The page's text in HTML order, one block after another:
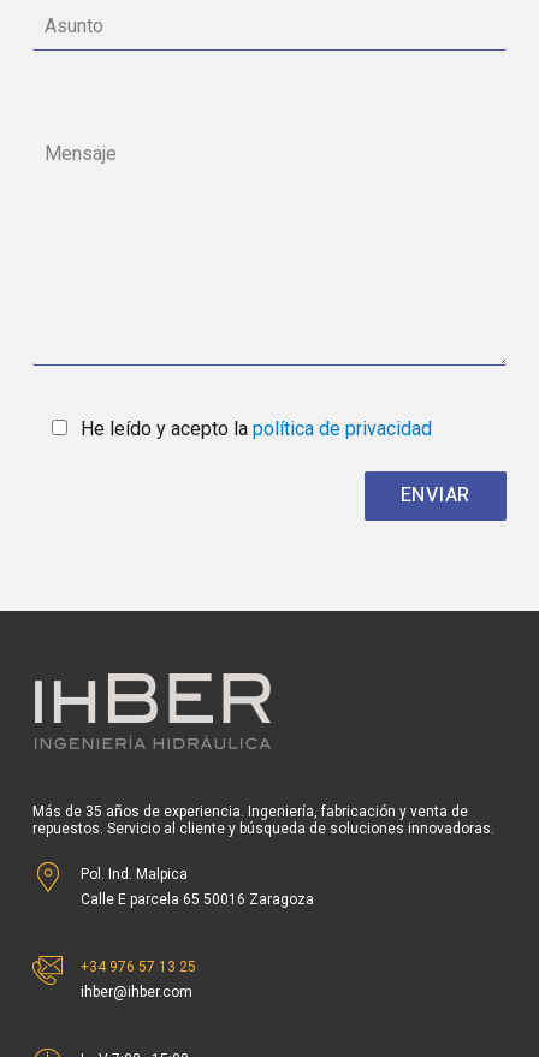
He leído y acepto la política de privacidad
Más de 35 años de experiencia. Ingeniería, fabricación y venta de
repuestos. Servicio al cliente y búsqueda de soluciones innovadoras.
Pol. Ind. Malpica
Calle E parcela 65 50016 Zaragoza
+34 976 57 13 25
ihber@ihber.com